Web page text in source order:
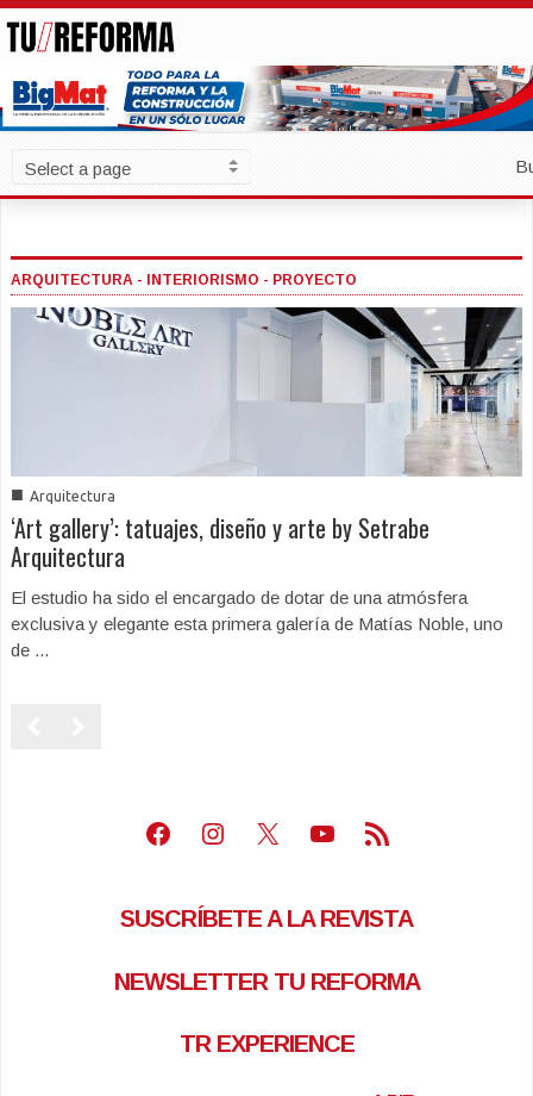
ARQUITECTURA - INTERIORISMO - PROYECTO
■ Arquitectura
‘Art gallery’: tatuajes, diseño y arte by Setrabe
Arquitectura
El estudio ha sido el encargado de dotar de una atmósfera
exclusiva y elegante esta primera galería de Matías Noble, uno
de ...
Facebook
Instagram
X Youtube
Feed RSS
SUSCRÍBETE A LA REVISTA
NEWSLETTER TU REFORMA
TR EXPERIENCE